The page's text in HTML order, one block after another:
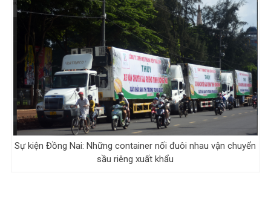
Sự kiện Đồng Nai: Những container nối đuôi nhau vận chuyển
sầu riêng xuất khẩu